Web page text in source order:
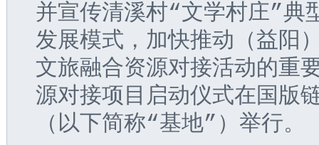
并宣传清溪村“文学村庄”典
发展模式，加快推动（益阳
文旅融合资源对接活动的重
源对接项目启动仪式在国版
（以下简称“基地”）举行。